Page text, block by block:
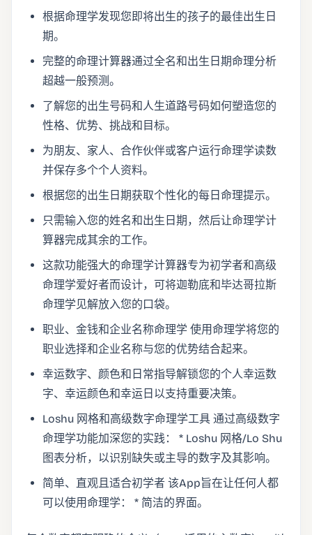
根据命理学发现您即将出生的孩子的最佳出生日
期。
完整的命理计算器通过全名和出生日期命理分析
超越一般预测。
了解您的出生号码和人生道路号码如何塑造您的
性格、优势、挑战和目标。
为朋友、家人、合作伙伴或客户运行命理学读数
并保存多个个人资料。
根据您的出生日期获取个性化的每日命理提示。
只需输入您的姓名和出生日期，然后让命理学计
算器完成其余的工作。
这款功能强大的命理学计算器专为初学者和高级
命理学爱好者而设计，可将迦勒底和毕达哥拉斯
命理学见解放入您的口袋。
职业、金钱和企业名称命理学 使用命理学将您的
职业选择和企业名称与您的优势结合起来。
幸运数字、颜色和日常指导解锁您的个人幸运数
字、幸运颜色和幸运日以支持重要决策。
Loshu 网格和高级数字命理学工具 通过高级数字
命理学功能加深您的实践： * Loshu 网格/Lo Shu
图表分析，以识别缺失或主导的数字及其影响。
简单、直观且适合初学者 该App旨在让任何人都
可以使用命理学： * 简洁的界面。